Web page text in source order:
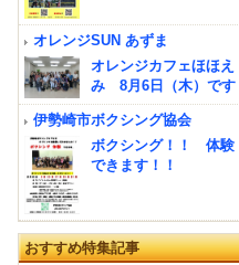
オレンジSUN あずま
オレンジカフェほほえ
み 8月6日（木）です
伊勢崎市ボクシング協会
ボクシング！！ 体験
できます！！
おすすめ特集記事